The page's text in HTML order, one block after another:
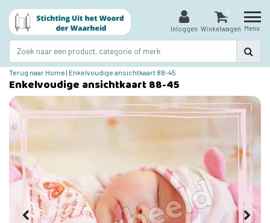
Inloggen
0
Winkelwagen Menu
Terug naar Home | Enkelvoudige ansichtkaart 88-45
Enkelvoudige ansichtkaart 88-45